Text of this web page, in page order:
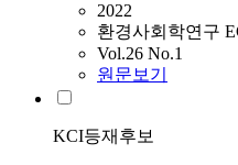
2022
환경사회학연구
Vol.26 No.1
원문보기
KCI등재후보